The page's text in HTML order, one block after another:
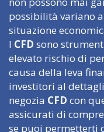
possibilità variano
situazione
I CFD sono
elevato rischio di
causa della leva
investitori al
negozia CFD con
assicurati di
se puoi permetterti